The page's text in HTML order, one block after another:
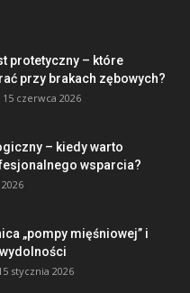
protetyczny – które
przy brakach zębowych?
15 czerwca 2026
– kiedy warto
wsparcia?
„pompy mięśniowej” i
stycznia 2026